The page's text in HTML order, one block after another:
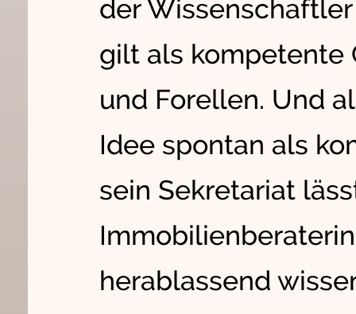
der
gilt als kompetente
und Forellen. Und
Idee spontan als
sein Sekretariat
herablassend